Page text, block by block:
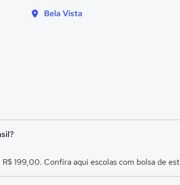
Bela Vista
199,00. Confira aqui escolas com bolsa de